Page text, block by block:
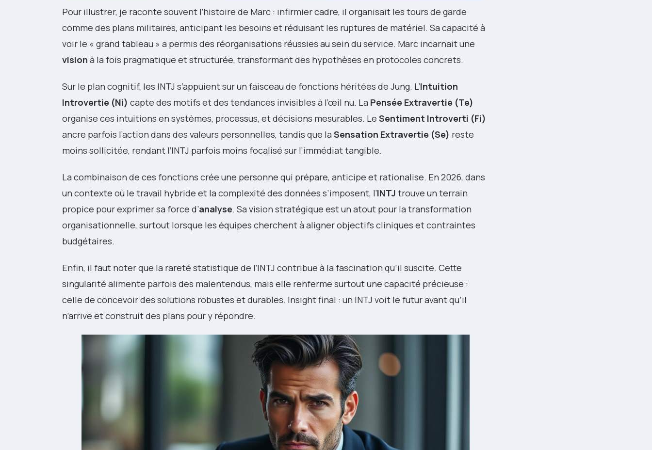
Pour illustrer, je raconte souvent l’histoire de Marc : infirmier cadre, il organisait les tours de garde
comme des plans militaires, anticipant les besoins et réduisant les ruptures de matériel. Sa capacité à
voir le « grand tableau » a permis des réorganisations réussies au sein du service. Marc incarnait une
vision à la fois pragmatique et structurée, transformant des hypothèses en protocoles concrets.
Sur le plan cognitif, les INTJ s’appuient sur un faisceau de fonctions héritées de Jung. L’Intuition
Introvertie (Ni) capte des motifs et des tendances invisibles à l’œil nu. La Pensée Extravertie (Te)
organise ces intuitions en systèmes, processus, et décisions mesurables. Le Sentiment Introverti (Fi)
ancre parfois l’action dans des valeurs personnelles, tandis que la Sensation Extravertie (Se) reste
moins sollicitée, rendant l’INTJ parfois moins focalisé sur l’immédiat tangible.
La combinaison de ces fonctions crée une personne qui prépare, anticipe et rationalise. En 2026, dans
un contexte où le travail hybride et la complexité des données s’imposent, l’INTJ trouve un terrain
propice pour exprimer sa force d’analyse. Sa vision stratégique est un atout pour la transformation
organisationnelle, surtout lorsque les équipes cherchent à aligner objectifs cliniques et contraintes
budgétaires.
Enfin, il faut noter que la rareté statistique de l’INTJ contribue à la fascination qu’il suscite. Cette
singularité alimente parfois des malentendus, mais elle renferme surtout une capacité précieuse :
celle de concevoir des solutions robustes et durables. Insight final : un INTJ voit le futur avant qu’il
n’arrive et construit des plans pour y répondre.